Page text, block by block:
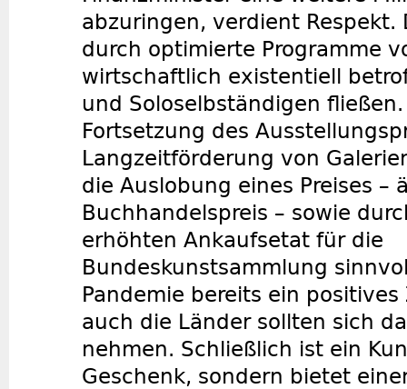
abzuringen, verdient Respekt.
durch optimierte Programme
wirtschaftlich existentiell
und Soloselbständigen
Fortsetzung des
Langzeitförderung von
die Auslobung eines Preises –
Buchhandelspreis – sowie
erhöhten Ankaufsetat für die
Bundeskunstsammlung
Pandemie bereits ein
auch die Länder sollten sich
nehmen. Schließlich ist ein
Geschenk, sondern bietet